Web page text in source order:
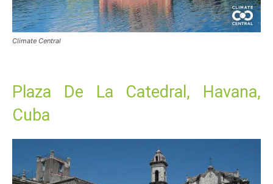
Climate Central
Plaza De La Catedral, Havana,
Cuba